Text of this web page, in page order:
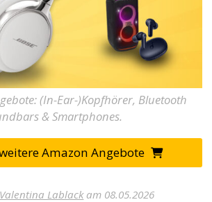
(In-Ear-)Kopfhörer, Bluetooth
& Smartphones.
Amazon Angebote
Valentina Lablack am 08.05.2026